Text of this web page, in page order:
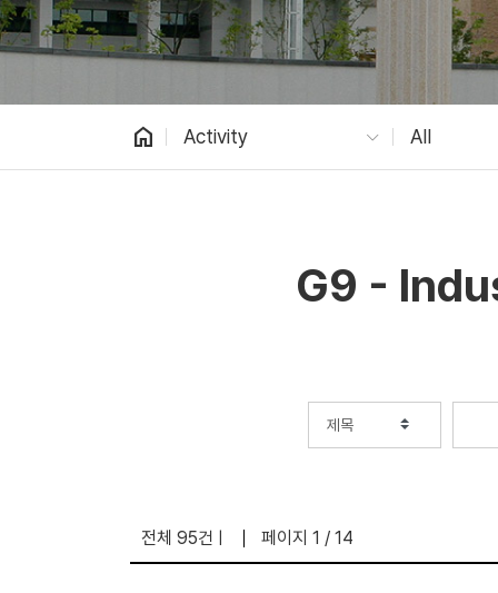
home Activity All
G9 -
전체 95건 페이지 1 / 14